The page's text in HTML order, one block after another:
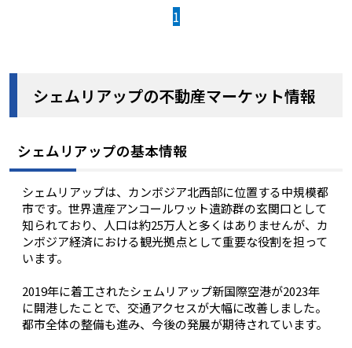
1
シェムリアップの不動産マーケット情報
シェムリアップの基本情報
シェムリアップは、カンボジア北西部に位置する中規模都
市です。世界遺産アンコールワット遺跡群の玄関口として
知られており、人口は約25万人と多くはありませんが、カ
ンボジア経済における観光拠点として重要な役割を担って
います。
2019年に着工されたシェムリアップ新国際空港が2023年
に開港したことで、交通アクセスが大幅に改善しました。
都市全体の整備も進み、今後の発展が期待されています。